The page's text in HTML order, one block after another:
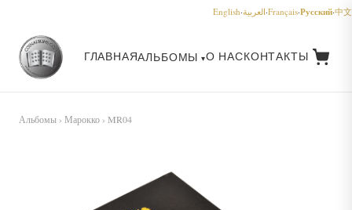
English·العربية·Français·Русский·中文
ГЛАВНАЯАЛЬБОМЫ О НАСКОНТАКТЫ
Альбомы › Марокко › MR04